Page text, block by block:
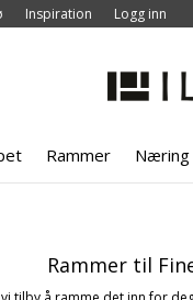
Inspiration Logg inn
Rammer Næring
Rammer til